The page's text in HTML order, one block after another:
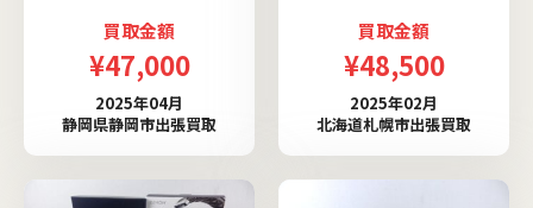
買取金額
¥47,000
2025年04月
静岡県静岡市出張買取
買取金額
¥48,500
2025年02月
北海道札幌市出張買取